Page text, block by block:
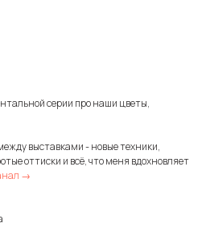
серии про наши цветы,
выставками - новые техники,
оттиски и всё, что меня вдохновляет
→